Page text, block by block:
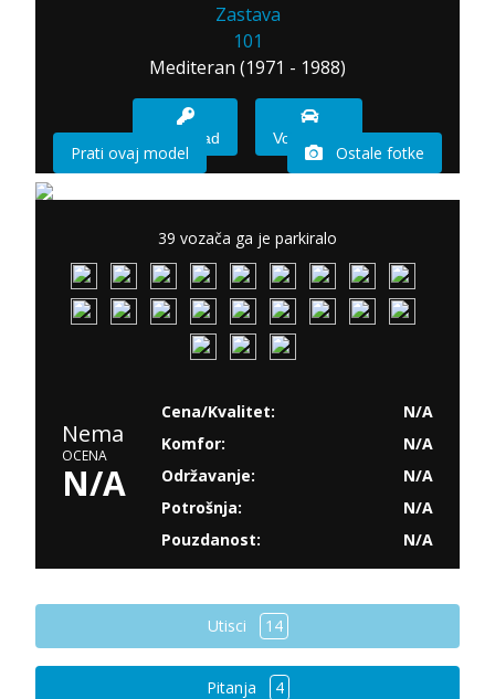
Zastava
101
Mediteran (1971 - 1988)
Imam sad Vozio sam
Prati ovaj model Ostale fotke
39 vozača ga je parkiralo
Nema
OCENA
N/A
Cena/Kvalitet:
N/A
Komfor:
N/A
Održavanje:
N/A
Potrošnja:
N/A
Pouzdanost:
N/A
Utisci 14
Pitanja 4